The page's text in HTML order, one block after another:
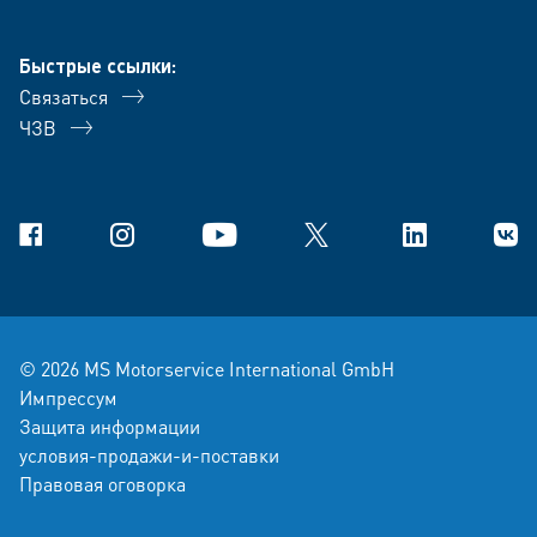
Быстрые ссылки:
Связаться
ЧЗВ
Facebook Instagram YouTube X Linkedin В
© 2026 MS Motorservice International GmbH
Импрессум
Защита информации
условия-продажи-и-поставки
Правовая оговорка